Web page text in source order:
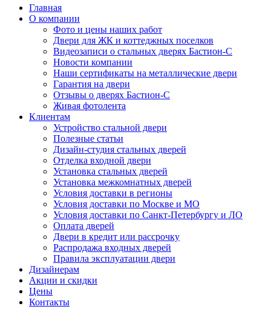
Главная
О компании
Фото и цены наших работ
Двери для ЖК и коттеджных поселков
Видеозаписи о стальных дверях Бастион-С
Новости компании
Наши сертификаты на металлические двери
Гарантия на двери
Отзывы о дверях Бастион-С
Живая фотолента
Клиентам
Устройство стальной двери
Полезные статьи
Дизайн-студия стальных дверей
Отделка входной двери
Установка стальных дверей
Установка межкомнатных дверей
Условия доставки в регионы
Условия доставки по Москве и МО
Условия доставки по Санкт-Петербургу и ЛО
Оплата дверей
Двери в кредит или рассрочку
Распродажа входных дверей
Правила эксплуатации двери
Дизайнерам
Акции и скидки
Цены
Контакты